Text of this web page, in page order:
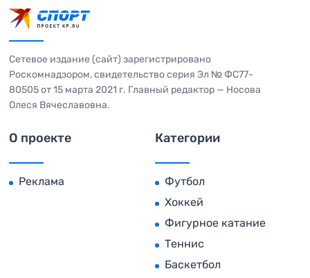
Сетевое издание (сайт) зарегистрировано
Роскомнадзором, свидетельство серия Эл № ФС77-
80505 от 15 марта 2021 г. Главный редактор — Носова
Олеся Вячеславовна.
О проекте
Реклама
Категории
Футбол
Хоккей
Фигурное катание
Теннис
Баскетбол